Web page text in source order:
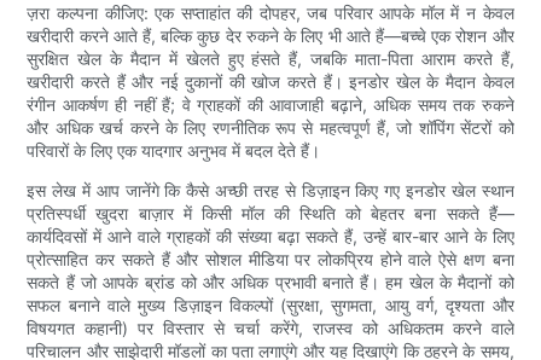
ज़रा कल्पना कीजिए: एक सप्ताहांत की दोपहर, जब परिवार आपके मॉल में न केवल
खरीदारी करने आते हैं, बल्कि कुछ देर रुकने के लिए भी आते हैं—बच्चे एक रोशन और
सुरक्षित खेल के मैदान में खेलते हुए हंसते हैं, जबकि माता-पिता आराम करते हैं,
खरीदारी करते हैं और नई दुकानों की खोज करते हैं। इनडोर खेल के मैदान केवल
रंगीन आकर्षण ही नहीं हैं; वे ग्राहकों की आवाजाही बढ़ाने, अधिक समय तक रुकने
और अधिक खर्च करने के लिए रणनीतिक रूप से महत्वपूर्ण हैं, जो शॉपिंग सेंटरों को
परिवारों के लिए एक यादगार अनुभव में बदल देते हैं।
इस लेख में आप जानेंगे कि कैसे अच्छी तरह से डिज़ाइन किए गए इनडोर खेल स्थान
प्रतिस्पर्धी खुदरा बाज़ार में किसी मॉल की स्थिति को बेहतर बना सकते हैं—
कार्यदिवसों में आने वाले ग्राहकों की संख्या बढ़ा सकते हैं, उन्हें बार-बार आने के लिए
प्रोत्साहित कर सकते हैं और सोशल मीडिया पर लोकप्रिय होने वाले ऐसे क्षण बना
सकते हैं जो आपके ब्रांड को और अधिक प्रभावी बनाते हैं। हम खेल के मैदानों को
सफल बनाने वाले मुख्य डिज़ाइन विकल्पों (सुरक्षा, सुगमता, आयु वर्ग, दृश्यता और
विषयगत कहानी) पर विस्तार से चर्चा करेंगे, राजस्व को अधिकतम करने वाले
परिचालन और साझेदारी मॉडलों का पता लगाएंगे और यह दिखाएंगे कि ठहरने के समय,